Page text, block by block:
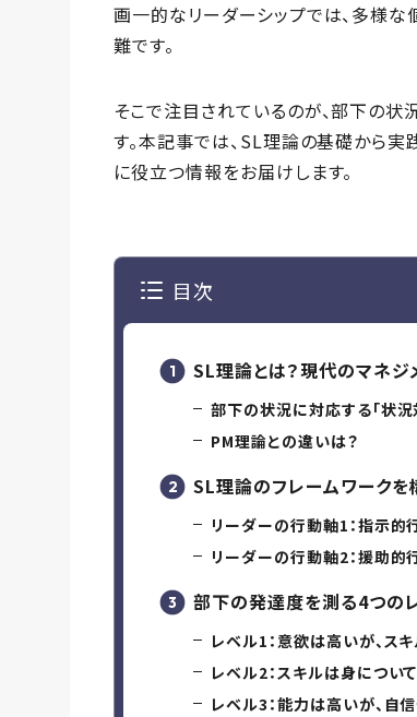
画一的なリーダーシップでは、多様
難です。
そこで注目されているのが、部下の状
す。本記事では、SL理論の基礎から実
に役立つ情報をお届けします。
目次
SL理論とは？現代のマネ
部下の状況に対応する「状況
PM理論との違いは？
SL理論のフレームワークを
リーダーの行動軸1：指示的
リーダーの行動軸2：援助的
部下の発達度を測る4つの
レベル1：意欲は高いが、ス
レベル2：スキルは身につい
レベル3：能力は高いが、自